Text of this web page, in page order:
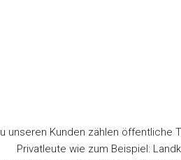
unseren Kunden zählen öffentliche
Privatleute wie zum Beispiel: